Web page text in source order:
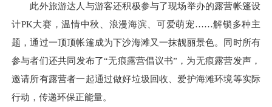
此外旅游达人与游客还积极参与了现场举办的露营帐篷设
计PK大赛，温情中秋、浪漫海滨、可爱萌宠……解锁多种主
题，通过一顶顶帐篷成为下沙海滩又一抹靓丽景色。同时所有
参与者们还共同发布了“无痕露营倡议书”，为无痕露营发声，
邀请所有露营者一起通过做好垃圾回收、爱护海滩环境等实际
行动，传递环保正能量。